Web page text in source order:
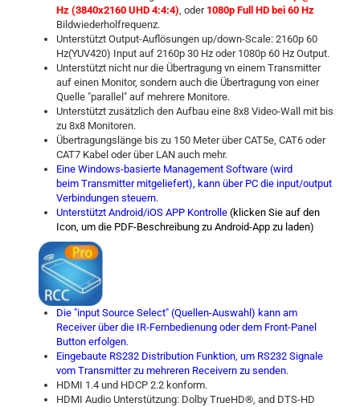
Hz (3840x2160 UHD 4:4:4), oder 1080p Full HD bei 60 Hz
Bildwiederholfrequenz.
Unterstützt Output-Auflösungen up/down-Scale: 2160p 60
Hz(YUV420) Input auf 2160p 30 Hz oder 1080p 60 Hz Output.
Unterstützt nicht nur die Übertragung vn einem Transmitter
auf einen Monitor, sondern auch die Übertragung von einer
Quelle "parallel" auf mehrere Monitore.
Unterstützt zusätzlich den Aufbau eine 8x8 Video-Wall mit bis
zu 8x8 Monitoren.
Übertragungslänge bis zu 150 Meter über CAT5e, CAT6 oder
CAT7 Kabel oder über LAN auch mehr.
Eine Windows-basierte Management Software (wird
beim Transmitter mitgeliefert), kann über PC die input/output
Verbindungen steuern.
Unterstützt Android/iOS APP Kontrolle (klicken Sie auf den
Icon, um die PDF-Beschreibung zu Android-App zu laden)
Die "input Source Select" (Quellen-Auswahl) kann am
Receiver über die IR-Fernbedienung oder dem Front-Panel
Button erfolgen.
Eingebaute RS232 Distribution Funktion, um RS232 Signale
vom Transmitter zu mehreren Receivern zu senden.
HDMI 1.4 und HDCP 2.2 konform.
HDMI Audio Unterstützung: Dolby TrueHD®, and DTS-HD